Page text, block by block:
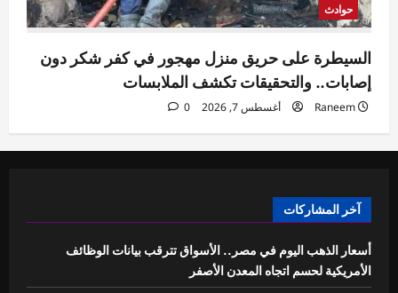
حوادث
السيطرة على حريق منزل مهجور في كفر شكر دون
إصابات.. والتحقيقات تكشف الملابسات
Raneem أغسطس 7, 2026 0
آخر المشاركات
أسعار الذهب اليوم في مصر.. الأسواق تترقب بيانات الوظائف
الأمريكية لحسم اتجاه المعدن الأصفر